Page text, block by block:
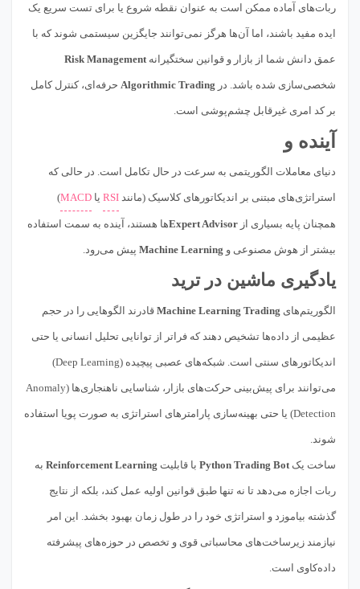
ربات‌های آماده ممکن است به عنوان نقطه شروع یا برای تست سریع یک
ایده مفید باشند، اما آن‌ها هرگز نمی‌توانند جایگزین سیستمی شوند که با
عمق دانش شما از بازار و قوانین سختگیرانهRisk Management
شخصی‌سازی شده باشد. در Algorithmic Trading حرفه‌ای، کنترل کامل
بر کد امری غیرقابل چشم‌پوشی است.
آینده و
دنیای معاملات الگوریتمی به سرعت در حال تکامل است. در حالی که
استراتژی‌های مبتنی بر اندیکاتورهای کلاسیک (مانند RSI یا MACD
)
همچنان پایه بسیاری از Expert Advisorها هستند، آینده به سمت استفاده
بیشتر از هوش مصنوعی و Machine Learning پیش می‌رود.
یادگیری ماشین در ترید
الگوریتم‌های Machine Learning Trading قادرند الگوهایی را در حجم
عظیمی از داده‌ها تشخیص دهند که فراتر از توانایی تحلیل انسانی یا حتی
اندیکاتورهای سنتی است. شبکه‌های عصبی پیچیده (Deep Learning)
می‌توانند برای پیش‌بینی حرکت‌های بازار، شناسایی ناهنجاری‌ها (Anomaly
Detection) یا حتی بهینه‌سازی پارامترهای استراتژی به صورت پویا استفاده
شوند.
ساخت یکPython Trading Bot با قابلیت Reinforcement Learning به
ربات اجازه می‌دهد تا نه تنها طبق قوانین اولیه عمل کند، بلکه از نتایج
گذشته بیاموزد و استراتژی خود را در طول زمان بهبود بخشد. این امر
نیازمند زیرساخت‌های محاسباتی قوی و تخصص در حوزه‌های پیشرفته
داده‌کاوی است.